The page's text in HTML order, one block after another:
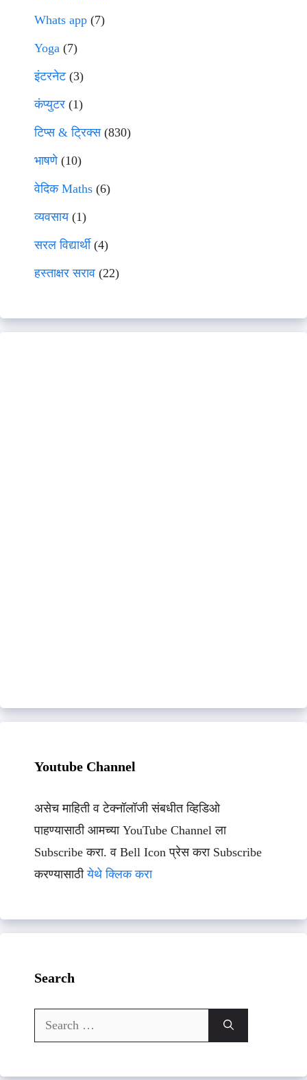
Whats app (7)
Yoga (7)
इंटरनेट(3)
कंप्युटर (1)
टिप्स & ट्रिक्स(830)
भाषणे(10)
वेदिक Maths (6)
व्यवसाय(1)
सरल विद्यार्थी(4)
हस्ताक्षर सराव (22)
Youtube Channel
असेच माहिती व टेक्नॉलॉजी संबधीत व्हिडिओ
पाहण्यासाठी आमच्या YouTube Channel ला
Subscribe करा. व Bell Icon प्रेस करा Subscribe
करण्यासाठीयेथे क्लिक करा
Search
Search
for: